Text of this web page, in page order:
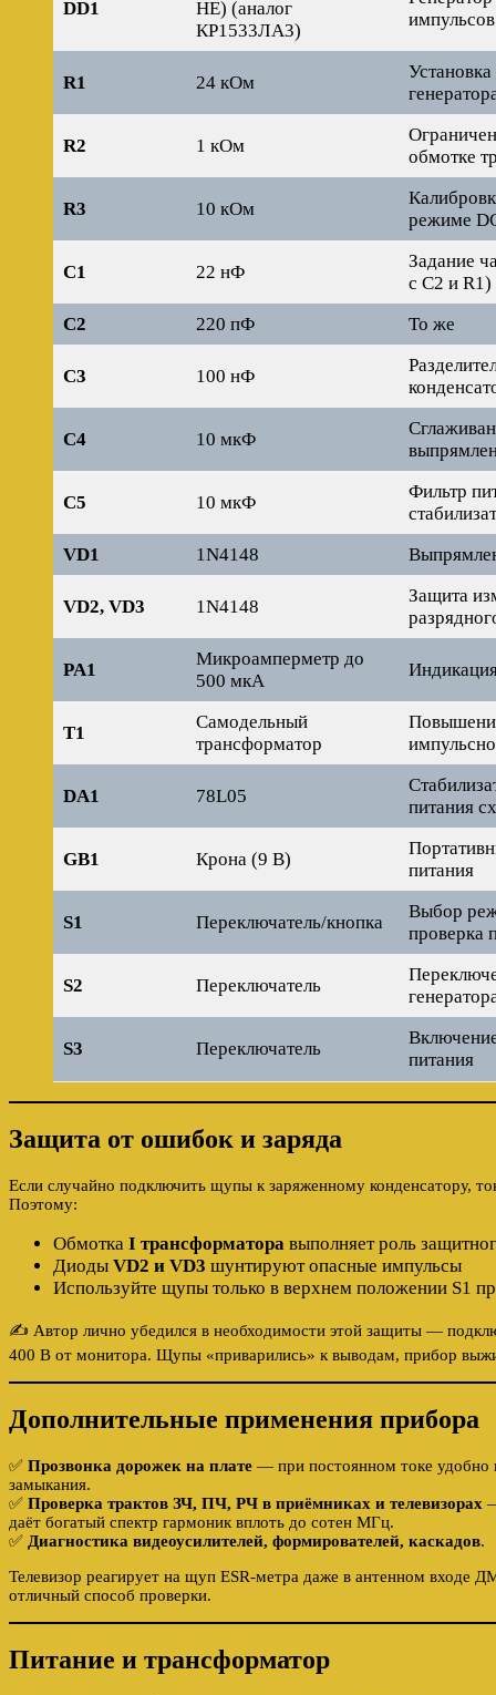
DD1
НЕ) (аналог
КР1533ЛА3)
импульсов
R1 24 кОм
R2 1 кОм
обмотке
R3 10 кОм
режиме
C1 22 нФ
Задание
с C2 и R1)
C2
220 пФ То же
C3 100 нФ
C4 10 мкФ
C5 10 мкФ
Фильтр
VD1
1N4148
VD2, VD3 1N4148
Защита
PA1
Микроамперметр до
500 мкА
T1
Самодельный
трансформатор
DA1 78L05
питания
GB1 Крона (9 В)
питания
S1 Переключатель/кнопка
Выбор
проверка
S2 Переключатель
S3 Переключатель
питания
Защита от ошибок и заряда
Если случайно подключить щупы к заряженному конденсатору,
Поэтому:
Обмотка I трансформатора выполняет роль
Диоды VD2 и VD3 шунтируют опасные импульсы
Используйте щупы только в верхнем положении S1
✍️ Автор лично убедился в необходимости этой защиты —
400 В от монитора. Щупы «приварились» к выводам, прибор
Дополнительные применения прибора
✅ Прозвонка дорожек на плате — при постоянном токе удобно
замыкания.
✅ Проверка трактов ЗЧ, ПЧ, РЧ в приёмниках и телевизорах
даёт богатый спектр гармоник вплоть до сотен МГц.
✅ Диагностика видеоусилителей, формирователей, каскадов.
Телевизор реагирует на щуп ESR-метра даже в антенном
отличный способ проверки.
Питание и трансформатор